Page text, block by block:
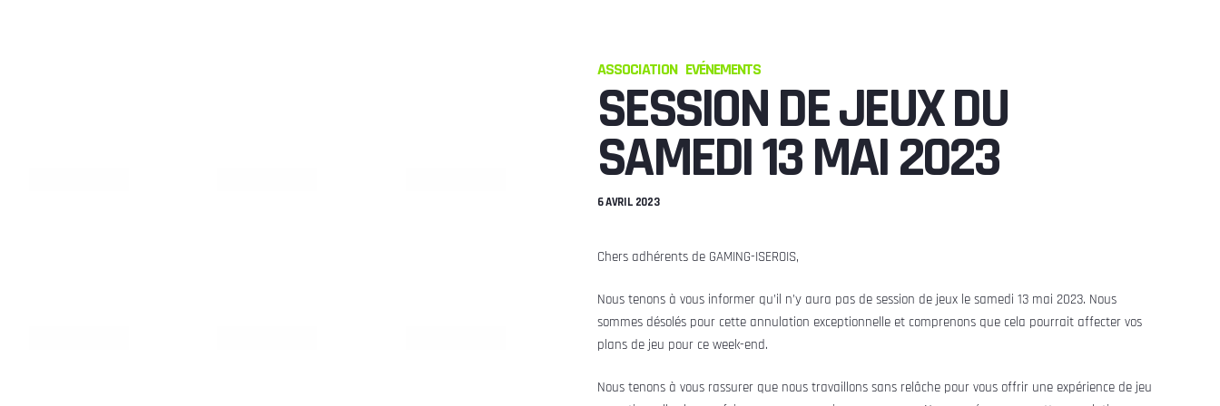
ASSOCIATION EVÉNEMENTS
SESSION DE JEUX DU
SAMEDI 13 MAI 2023
6 AVRIL 2023
Chers adhérents de GAMING-ISEROIS,
Nous tenons à vous informer qu’il n’y aura pas de session de jeux le samedi 13 mai 2023. Nous
sommes désolés pour cette annulation exceptionnelle et comprenons que cela pourrait affecter vos
plans de jeu pour ce week-end.
Nous tenons à vous rassurer que nous travaillons sans relâche pour vous offrir une expérience de jeu